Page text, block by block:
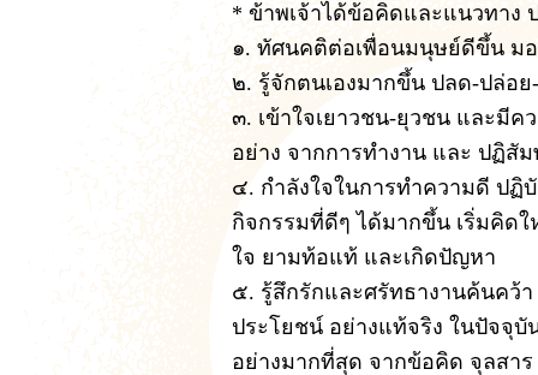
* ข้าพเจ้าได้ข้อคิดและแนวทาง
๑. ทัศนคติต่อเพื่อนมนุษย์ดีขึ้น ม
๒. รู้จักตนเองมากขึ้น ปลด-ปล่อย
๓. เข้าใจเยาวชน-ยุวชน และมี
อย่าง จากการทำงาน และ ปฏิสั
๔. กำลังใจในการทำความดี ปฏิ
กิจกรรมที่ดีๆ ได้มากขึ้น เริ่มคิด
ใจ ยามท้อแท้ และเกิดปัญหา
๕. รู้สึกรักและศรัทธางานค้นคว้
ประโยชน์ อย่างแท้จริง ในปัจจุ
อย่างมากที่สุด จากข้อคิด จุลสา